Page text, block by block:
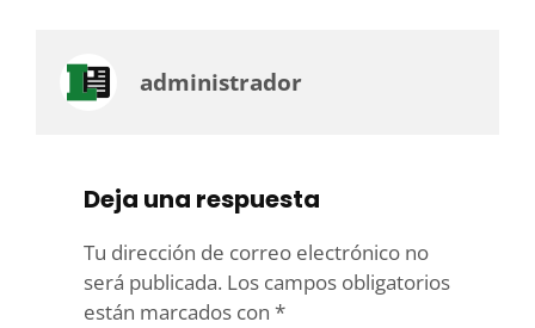
administrador
Deja una respuesta
Tu dirección de correo electrónico no
será publicada. Los campos obligatorios
están marcados con *